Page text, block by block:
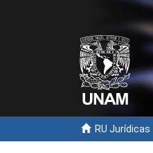
RU Jurídicas